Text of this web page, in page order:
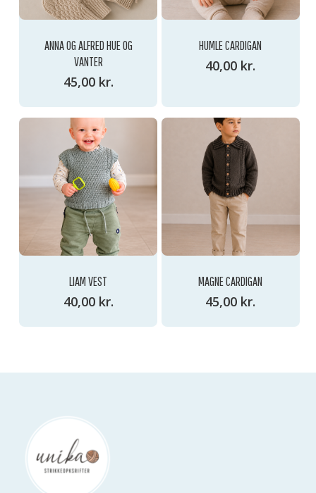
ANNA OG ALFRED HUE OG
VANTER
45,00 kr.
HUMLE CARDIGAN
40,00 kr.
LIAM VEST
40,00 kr.
MAGNE CARDIGAN
45,00 kr.